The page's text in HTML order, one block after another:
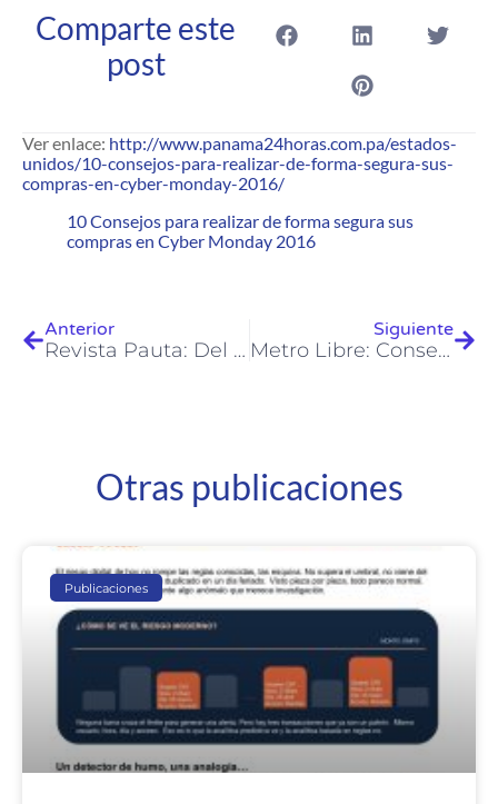
Comparte este
post
Ver enlace: http://www.panama24horas.com.pa/estados-
unidos/10-consejos-para-realizar-de-forma-segura-sus-
compras-en-cyber-monday-2016/
10 Consejos para realizar de forma segura sus
compras en Cyber Monday 2016
Anterior
Revista Pauta: Del ahorro al consumo
Siguiente
Metro Libre: Consejos para comprar de forma segura en Internet
Otras publicaciones
Publicaciones